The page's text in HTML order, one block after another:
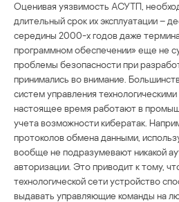
Оценивая уязвимость АСУТП,
длительный срок их эксплуатации –
середины 2000-х годов даже
программном обеспечении» еще не
проблемы безопасности при
принимались во внимание.
систем управления
настоящее время работают в
учета возможности кибератак.
протоколов обмена данными,
вообще не подразумевают никакой
авторизации. Это приводит к тому,
технологической сети устройство
выдавать управляющие команды на